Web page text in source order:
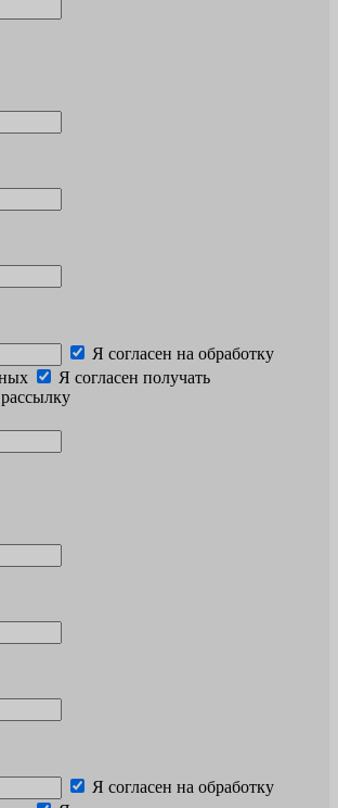
Я согласен на обработку
Я согласен получать
Я согласен на обработку